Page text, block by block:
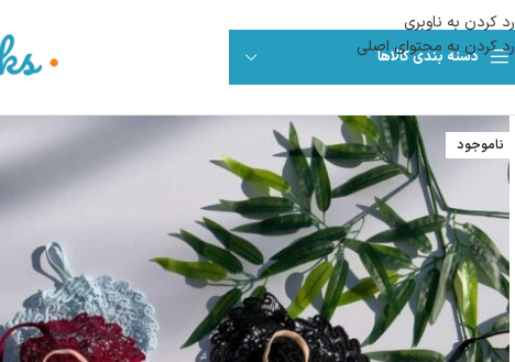
رد کردن به ناوبری
رد کردن به محتوای اصلی
دسته بندی کالاها
ناموجود